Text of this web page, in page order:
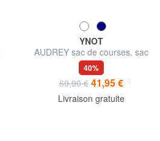
YNOT
AUDREY sac de courses, sac
bandoulière
40%
69,90 € 41,95 €
Livraison gratuite